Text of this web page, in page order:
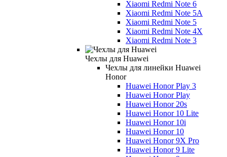
Xiaomi Redmi Note 6
Xiaomi Redmi Note 5A
Xiaomi Redmi Note 5
Xiaomi Redmi Note 4X
Xiaomi Redmi Note 3
Чехлы для Huawei
Чехлы для линейки Huawei
Honor
Huawei Honor Play 3
Huawei Honor Play
Huawei Honor 20s
Huawei Honor 10 Lite
Huawei Honor 10i
Huawei Honor 10
Huawei Honor 9X Pro
Huawei Honor 9 Lite